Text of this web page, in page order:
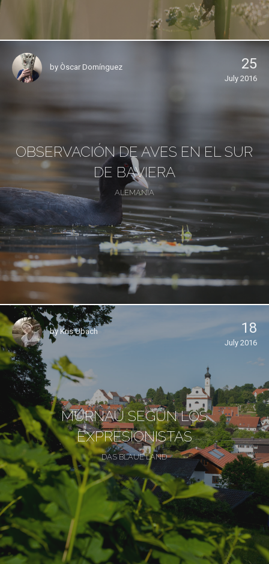
by Òscar Domínguez 25
July 2016
OBSERVACIÓN DE AVES EN EL SUR
DE BAVIERA
ALEMANIA
by Kris Ubach 18
July 2016
MURNAU SEGÚN LOS
EXPRESIONISTAS
DAS BLAUE LAND